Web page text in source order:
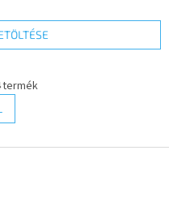
tömörgumi
szálvédővel,...
termék